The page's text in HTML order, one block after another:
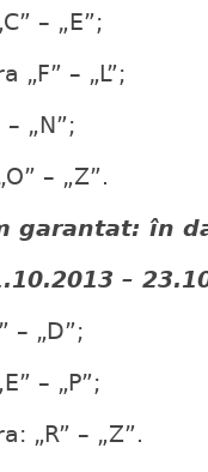
– „E”;
„F” – „L”;
„N”;
– „Z”.
garantat: în
–
– „D”;
– „P”;
„R” – „Z”.